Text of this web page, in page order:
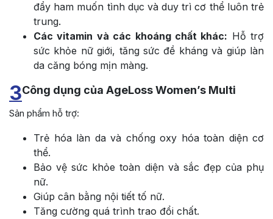
đẩy ham muốn tình dục và duy trì cơ thể luôn trẻ
trung.
Các vitamin và các khoáng chất khác: Hỗ trợ
sức khỏe nữ giới, tăng sức đề kháng và giúp làn
da căng bóng mịn màng.
3Công dụng của AgeLoss Women’s Multi
Sản phẩm hỗ trợ:
Trẻ hóa làn da và chống oxy hóa toàn diện cơ
thể.
Bảo vệ sức khỏe toàn diện và sắc đẹp của phụ
nữ.
Giúp cân bằng nội tiết tố nữ.
Tăng cường quá trình trao đổi chất.